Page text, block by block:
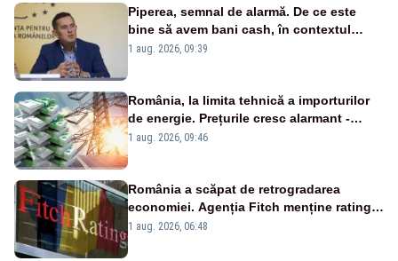
Piperea, semnal de alarmă. De ce este
bine să avem bani cash, în contextul
alertei energetice?
1 aug. 2026, 09:39
România, la limita tehnică a importurilor
de energie. Prețurile cresc alarmant -
Analiză Realitatea Plus
1 aug. 2026, 09:46
România a scăpat de retrogradarea
economiei. Agenția Fitch menține ratingul
„BBB-” cu perspectivă negativă
1 aug. 2026, 06:48